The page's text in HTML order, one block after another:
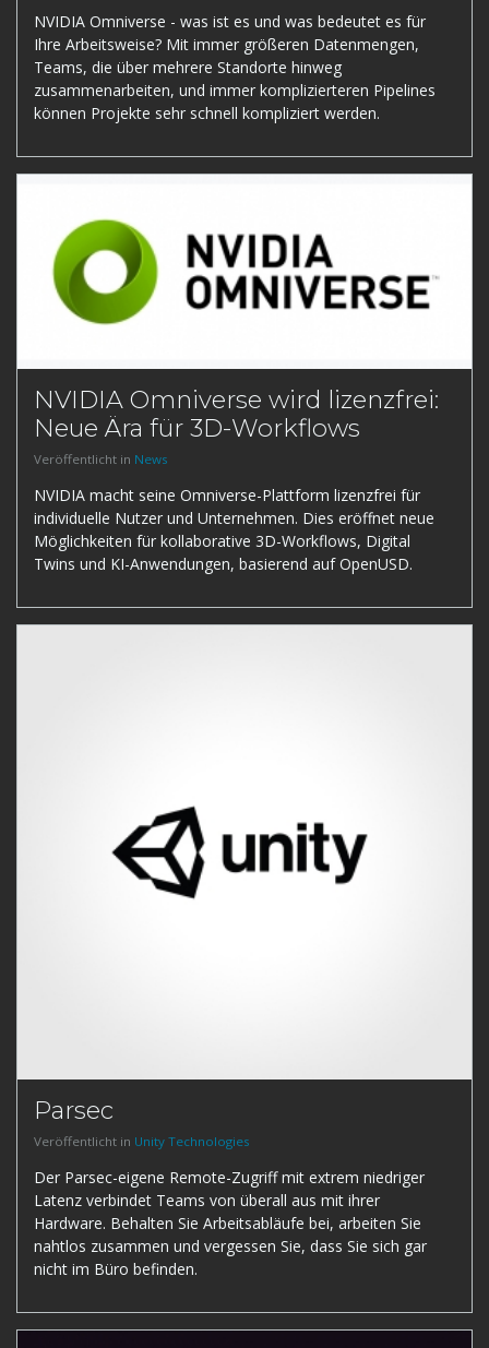
NVIDIA Omniverse - was ist es und was bedeutet es für
Ihre Arbeitsweise? Mit immer größeren Datenmengen,
Teams, die über mehrere Standorte hinweg
zusammenarbeiten, und immer komplizierteren Pipelines
können Projekte sehr schnell kompliziert werden.
NVIDIA Omniverse wird lizenzfrei:
Neue Ära für 3D-Workflows
Veröffentlicht in News
NVIDIA macht seine Omniverse-Plattform lizenzfrei für
individuelle Nutzer und Unternehmen. Dies eröffnet neue
Möglichkeiten für kollaborative 3D-Workflows, Digital
Twins und KI-Anwendungen, basierend auf OpenUSD.
Parsec
Veröffentlicht in Unity Technologies
Der Parsec-eigene Remote-Zugriff mit extrem niedriger
Latenz verbindet Teams von überall aus mit ihrer
Hardware. Behalten Sie Arbeitsabläufe bei, arbeiten Sie
nahtlos zusammen und vergessen Sie, dass Sie sich gar
nicht im Büro befinden.